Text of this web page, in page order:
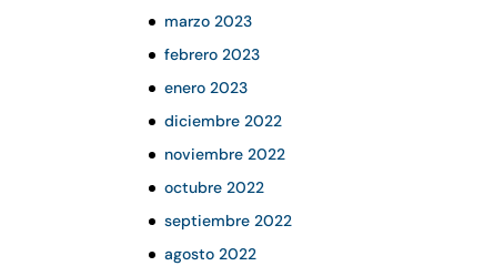
marzo 2023
febrero 2023
enero 2023
diciembre 2022
noviembre 2022
octubre 2022
septiembre 2022
agosto 2022